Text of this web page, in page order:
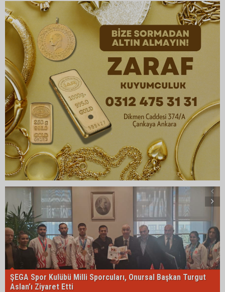
ŞEGA Spor Kulübü Milli Sporcuları, Onursal Başkan Turgut
Aslan’ı Ziyaret Etti